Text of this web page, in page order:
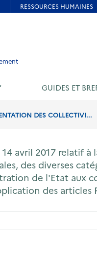
GUIDES ET
DES COLLECTIVI...
avril 2017 relatif à
des diverses
de l'Etat aux
des articles